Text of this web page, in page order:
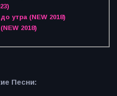
утра (NEW 2018)
2018)
Песни: